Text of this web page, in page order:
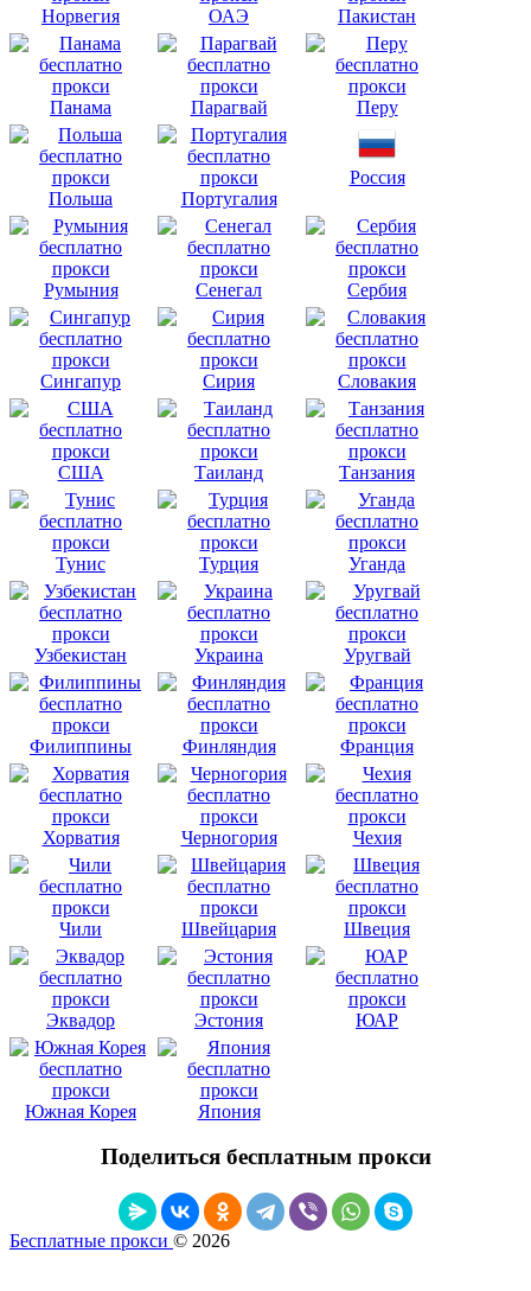
Норвегия ОАЭ Пакистан
Панама Парагвай Перу
Польша Португалия
Россия
Румыния Сенегал Сербия
Сингапур Сирия Словакия
США Таиланд Танзания
Тунис Турция Уганда
Узбекистан Украина Уругвай
Филиппины Финляндия Франция
Хорватия Черногория Чехия
Чили Швейцария Швеция
Эквадор Эстония ЮАР
Южная Корея Япония
Поделиться бесплатным прокси
Бесплатные прокси © 2026